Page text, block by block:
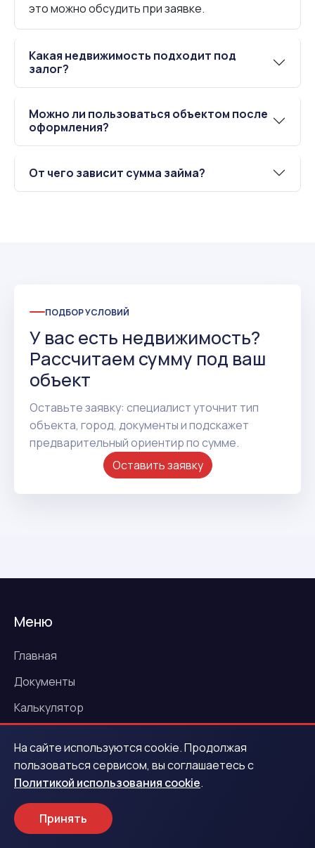
это можно обсудить при заявке.
Какая недвижимость подходит под
залог?
Можно ли пользоваться объектом после
оформления?
От чего зависит сумма займа?
ПОДБОР УСЛОВИЙ
У вас есть недвижимость?
Рассчитаем сумму под ваш
объект
Оставьте заявку: специалист уточнит тип
объекта, город, документы и подскажет
предварительный ориентир по сумме.
Оставить заявку
Меню
Главная
Документы
Калькулятор
Программа лояльности
Контакты
Новости
Акции
На сайте используются cookie. Продолжая
пользоваться сервисом, вы соглашаетесь с
Политикой использования cookie.
Принять